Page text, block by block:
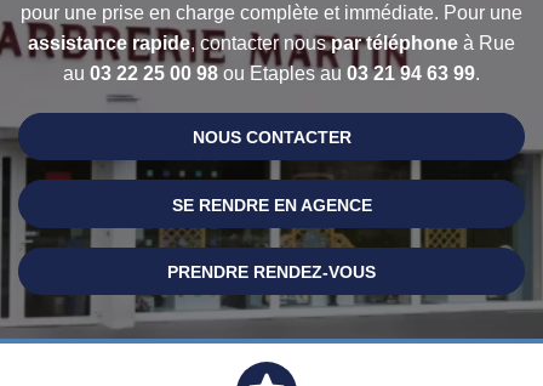
pour une prise en charge complète et immédiate. Pour une
assistance rapide, contacter nouspar téléphone à Rue
au 03 22 25 00 98 ou Etaples au 03 21 94 63 99.
NOUS CONTACTER
SE RENDRE EN AGENCE
PRENDRE RENDEZ-VOUS